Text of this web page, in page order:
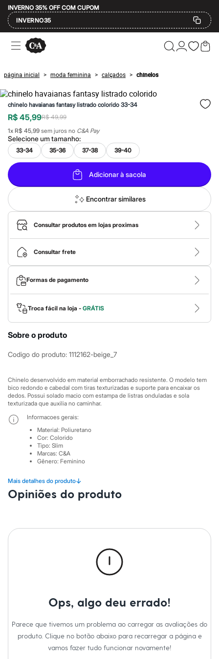
INVERNO 35% OFF COM CUPOM
INVERNO35
Ofertas
Compre por Departamento
Masculino
Infantil
Calçados
Mindse7
Plus Size
Até 20% off
Até 40% off
Até 60% off
A partir de 60% off
Feminino
Em alta
Inverno
Alfaiataria
Novidades
Roupas
Blusas e Camisetas
Básicos
Calças
Casacos e Jaquetas
Jeans
Macacões
Saias
Shorts e Bermudas
Vestidos
Acessórios
Bolsas
Bonés e Chapéus
Bijoux
Cintos
Relógios
Botas
Sandálias
Sapatilhas
Tênis
Marcas
City
Clock House
Mindset
Sawary
Yessica
Moda esportiva
Blusas
Calçados
Leggings
Shorts e Bermudas
Calcinhas
Cintas e Modeladores
Saídas de praia
Personagens
Blusas e Camisetas
Calças
Casacos e Jaquetas
página inicial > moda feminina > calçados > chinelos
chinelo havaianas fantasy listrado colorido 33-34
R$ 45,99R$ 49,99
1x R$ 45,99 sem juros no C&A Pay
Selecione umtamanho:
33-34 35-36 37-38 39-40
Adicionar à sacola
Encontrar similares
Consultar produtos em lojas proximas
Consultar frete
Formas de pagamento
Troca fácil na loja - GRÁTIS
Sobre o produto
Codigo do produto: 1112162-beige_7
Chinelo desenvolvido em material emborrachado resistente. O modelo tem
bico redondo e cabedal com tiras texturizadas e suporte para encaixar os
dedos. Possui solado macio com estampa de listras onduladas e sola
texturizada que auxilia no caminhar.
Mais detalhes do produto↓
Informacoes gerais:
Material: Poliuretano
Cor: Colorido
Tipo: Slim
Marcas: C&A
Gênero: Feminino
Opiniões do produto
Ops, algo deu errado!
Parece que tivemos um problema ao carregar as avaliações do
produto. Clique no botão abaixo para recarregar a página e
vamos fazer tudo funcionar novamente!